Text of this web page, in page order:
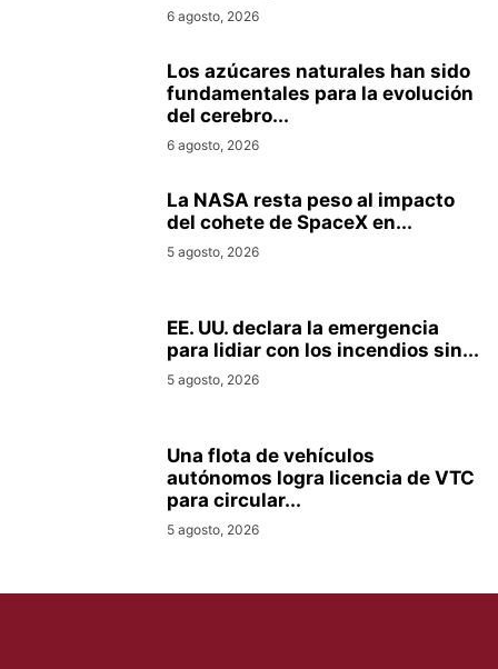
6 agosto, 2026
Los azúcares naturales han sido
fundamentales para la evolución
del cerebro...
6 agosto, 2026
La NASA resta peso al impacto
del cohete de SpaceX en...
5 agosto, 2026
EE. UU. declara la emergencia
para lidiar con los incendios sin...
5 agosto, 2026
Una flota de vehículos
autónomos logra licencia de VTC
para circular...
5 agosto, 2026